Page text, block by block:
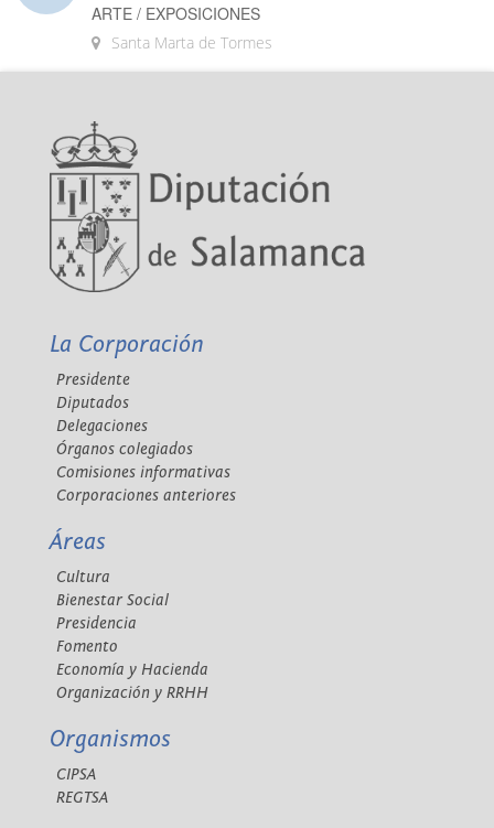
ARTE / EXPOSICIONES
Santa Marta de Tormes
La Corporación
Presidente
Diputados
Delegaciones
Órganos colegiados
Comisiones informativas
Corporaciones anteriores
Áreas
Cultura
Bienestar Social
Presidencia
Fomento
Economía y Hacienda
Organización y RRHH
Organismos
CIPSA
REGTSA